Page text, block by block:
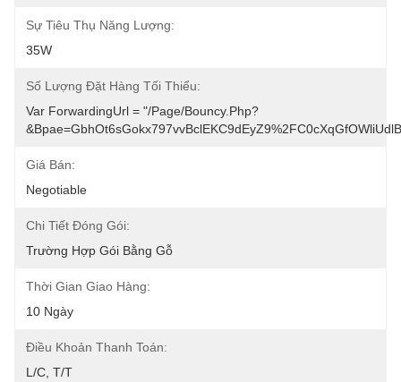
Sự Tiêu Thụ Năng Lượng:
35W
Số Lượng Đặt Hàng Tối Thiểu:
Var ForwardingUrl = "/page/bouncy.php?
Giá Bán:
Negotiable
Chi Tiết Đóng Gói:
Trường Hợp Gói Bằng Gỗ
Thời Gian Giao Hàng:
10 Ngày
Điều Khoản Thanh Toán:
L/C, T/T